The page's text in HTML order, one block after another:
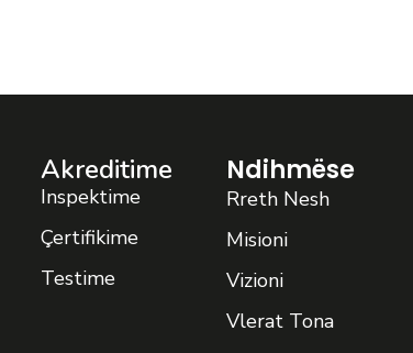
Akreditime
Inspektime
Çertifikime
Testime
Ndihmëse
Rreth Nesh
Misioni
Vizioni
Vlerat Tona